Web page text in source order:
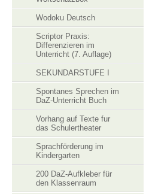
Wodoku Deutsch
Scriptor Praxis:
Differenzieren im
Unterricht (7. Auflage)
SEKUNDARSTUFE I
Spontanes Sprechen im
DaZ-Unterricht Buch
Vorhang auf Texte fur
das Schulertheater
Sprachförderung im
Kindergarten
200 DaZ-Aufkleber für
den Klassenraum